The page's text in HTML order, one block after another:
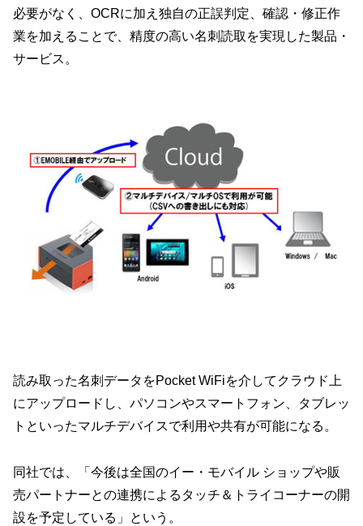
必要がなく、OCRに加え独自の正誤判定、確認・修正作
業を加えることで、精度の高い名刺読取を実現した製品・
サービス。
読み取った名刺データをPocket WiFiを介してクラウド上
にアップロードし、パソコンやスマートフォン、タブレッ
トといったマルチデバイスで利用や共有が可能になる。
同社では、「今後は全国のイー・モバイル ショップや販
売パートナーとの連携によるタッチ＆トライコーナーの開
設を予定している」という。